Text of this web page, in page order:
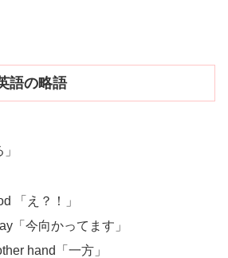
語の略語
「え？！」
「今向かってます」
hand「一方」